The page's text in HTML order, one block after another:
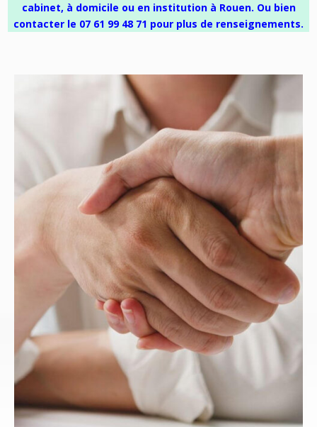
cabinet, à domicile ou en institution à Rouen. Ou bien
contacter le 07 61 99 48 71 pour plus de renseignements.